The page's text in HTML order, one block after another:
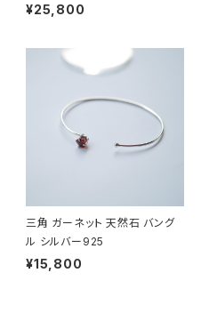
¥25,800
三角 ガーネット 天然石 バング
ル シルバー925
¥15,800